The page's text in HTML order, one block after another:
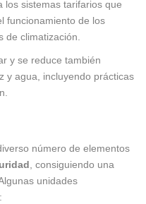
los sistemas tarifarios que
funcionamiento de los
de climatización.
y se reduce también
y agua, incluyendo prácticas
número de elementos
, consiguiendo una
unidades